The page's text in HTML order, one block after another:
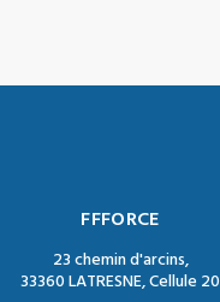
FFFORCE
23 chemin d'arcins,
33360 LATRESNE, Cellule 20